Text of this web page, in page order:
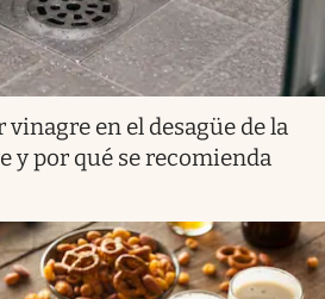
vinagre en el desagüe de la
y por qué se recomienda